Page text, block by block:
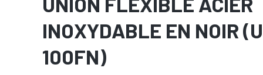
INOXYDABLE EN NOIR
100FN)